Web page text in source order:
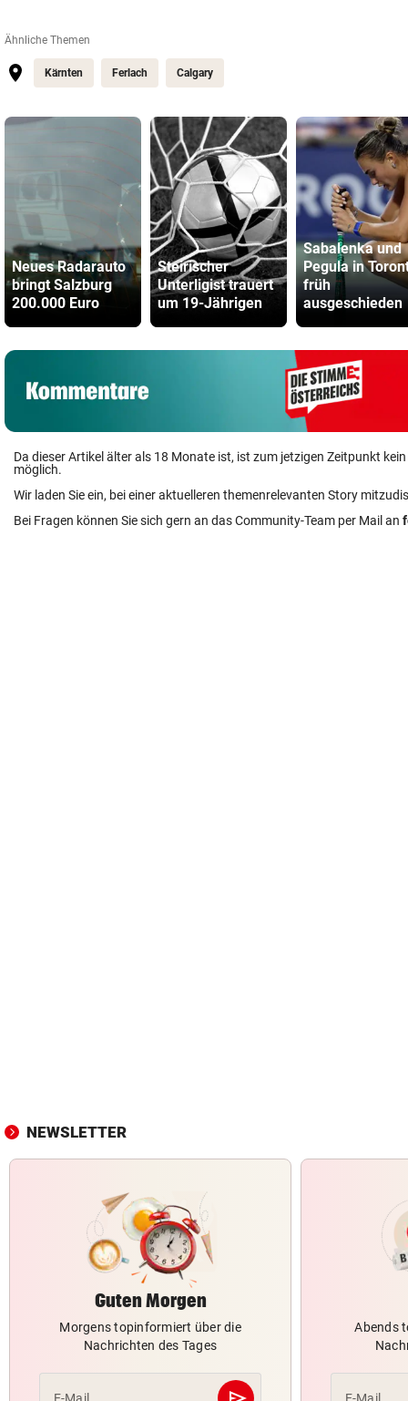
Ähnliche Themen
Kärnten Ferlach Calgary
Neues Radarauto
bringt Salzburg
200.000 Euro
Steirischer
Unterligist trauert
um 19-Jährigen
Sabalenka und
Pegula in
früh
ausgeschieden
Da dieser Artikel älter als 18 Monate ist, ist zum jetzigen Zeitpunkt
möglich.
Wir laden Sie ein, bei einer aktuelleren themenrelevanten Story
Bei Fragen können Sie sich gern an das Community-Team per Mail an
NEWSLETTER
Guten Morgen
Morgens topinformiert über die
Nachrichten des Tages
Abends